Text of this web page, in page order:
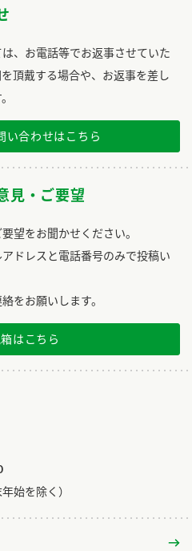
、お電話等でお返事させていた
頂戴する場合や、お返事を差し
い合わせはこちら
見・ご要望
望をお聞かせください。
ドレスと電話番号のみで投稿い
をお願いします。
はこちら
始を除く）